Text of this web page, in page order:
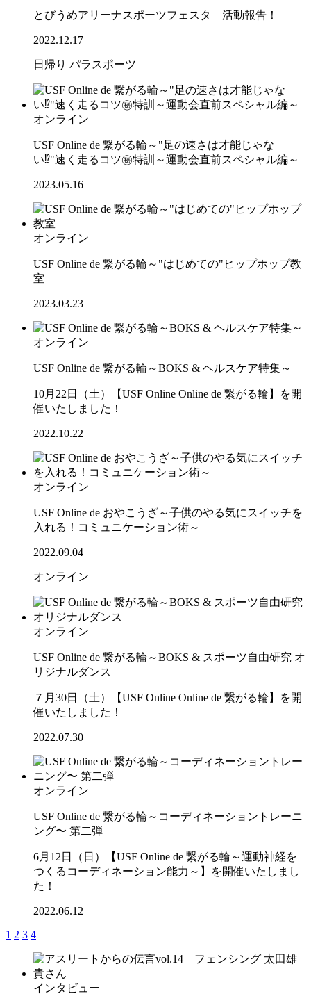
とびうめアリーナスポーツフェスタ 活動報告！
2022.12.17
日帰り パラスポーツ
オンライン
USF Online de 繋がる輪～"足の速さは才能じゃな
い⁉"速く走るコツ㊙特訓～運動会直前スペシャル編～
2023.05.16
オンライン
USF Online de 繋がる輪～"はじめての"ヒップホップ教
室
2023.03.23
オンライン
USF Online de 繋がる輪～BOKS & ヘルスケア特集～
10月22日（土）【USF Online Online de 繋がる輪】を開
催いたしました！
2022.10.22
オンライン
USF Online de おやこうざ～子供のやる気にスイッチを
入れる！コミュニケーション術～
2022.09.04
オンライン
オンライン
USF Online de 繋がる輪～BOKS & スポーツ自由研究 オ
リジナルダンス
７月30日（土）【USF Online Online de 繋がる輪】を開
催いたしました！
2022.07.30
オンライン
USF Online de 繋がる輪～コーディネーショントレーニ
ング〜 第二弾
6月12日（日）【USF Online de 繋がる輪～運動神経を
つくるコーディネーション能力～】を開催いたしまし
た！
2022.06.12
1 2 3 4
インタビュー